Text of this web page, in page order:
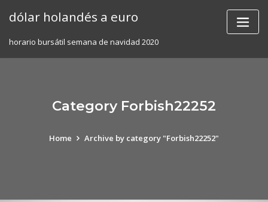
dólar holandés a euro
horario bursátil semana de navidad 2020
Category Forbish22252
Home Archive by category "Forbish22252"